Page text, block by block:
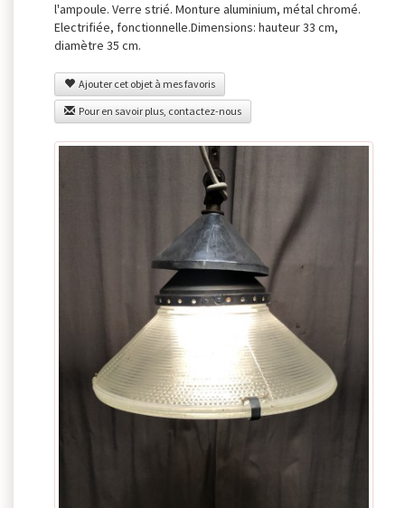
l'ampoule. Verre strié. Monture aluminium, métal chromé.
Electrifiée, fonctionnelle.Dimensions: hauteur 33 cm,
diamètre 35 cm.
Ajouter cet objet à mes favoris
Pour en savoir plus, contactez-nous